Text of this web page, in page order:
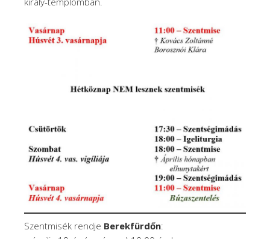
Szentmisék rendje Berekfürdőn: